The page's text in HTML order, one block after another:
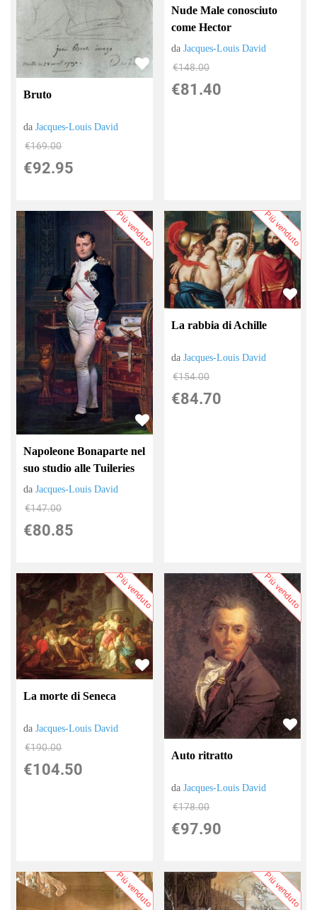
Bruto
daJacques-Louis David
€169.00
€92.95
Nude Male conosciuto
come Hector
daJacques-Louis David
€148.00
€81.40
Più venduto
Napoleone Bonaparte nel
suo studio alle Tuileries
daJacques-Louis David
€147.00
€80.85
Più venduto
La rabbia di Achille
daJacques-Louis David
€154.00
€84.70
Più venduto
La morte di Seneca
daJacques-Louis David
€190.00
€104.50
Più venduto
Auto ritratto
daJacques-Louis David
€178.00
€97.90
Più venduto Più venduto